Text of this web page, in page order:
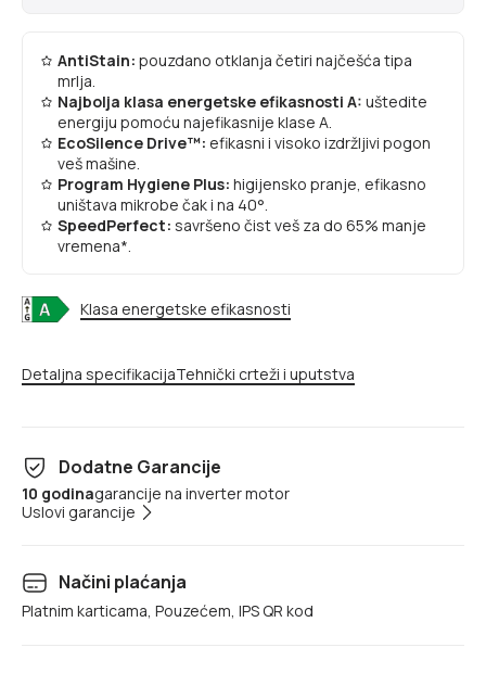
AntiStain: pouzdano otklanja četiri najčešća tipa
mrlja.
Najbolja klasa energetske efikasnosti A: uštedite
energiju pomoću najefikasnije klase A.
EcoSilence Drive™: efikasni i visoko izdržljivi pogon
veš mašine.
Program Hygiene Plus: higijensko pranje, efikasno
uništava mikrobe čak i na 40°.
SpeedPerfect: savršeno čist veš za do 65% manje
vremena*.
Klasa energetske efikasnosti
Detaljna specifikacijaTehnički crteži i uputstva
Dodatne Garancije
10 godinagarancije na inverter motor
Uslovi garancije
Načini plaćanja
Platnim karticama, Pouzećem, IPS QR kod